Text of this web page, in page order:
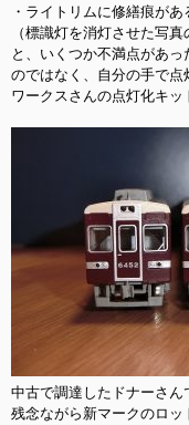
・ライトリムに修繕痕があ
（標識灯を消灯させた写
と、いくつか不満点があ
のではなく、自分の手で
ワークスさんの点灯化キッ
中古で調達したドナーさん
残念ながら新マークのロッ